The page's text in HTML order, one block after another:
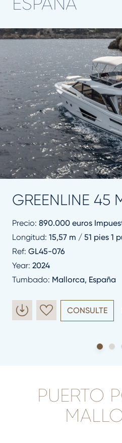
GREENLINE 45
Precio: 890.000 euros
Longitud: 15,57 m / 51 pies 1
Ref: GL45-076
Year: 2024
Tumbado: Mallorca, España
CONSULTE
PUERTO